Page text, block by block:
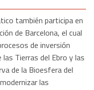
también participa en
de Barcelona, el cual
de inversión
Tierras del Ebro y las
de la Bioesfera del
las